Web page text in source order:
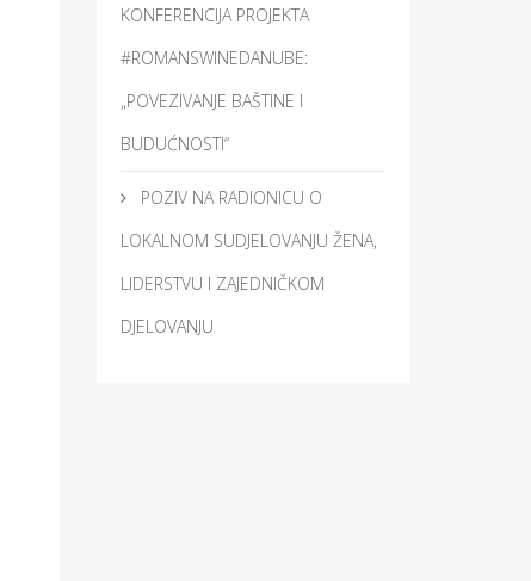
KONFERENCIJA PROJEKTA
#ROMANSWINEDANUBE:
„POVEZIVANJE BAŠTINE I
BUDUĆNOSTI“
POZIV NA RADIONICU O
LOKALNOM SUDJELOVANJU ŽENA,
LIDERSTVU I ZAJEDNIČKOM
DJELOVANJU